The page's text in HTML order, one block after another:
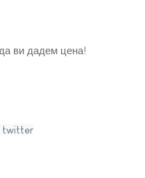
ви дадем цена!
twitter